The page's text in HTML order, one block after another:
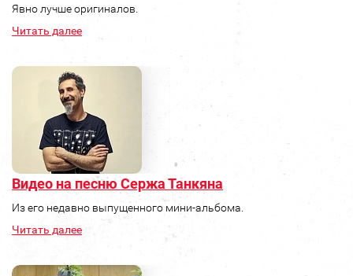
Явно лучше оригиналов.
Читать далее
Видео на песню Сержа Танкяна
Из его недавно выпущенного мини-альбома.
Читать далее